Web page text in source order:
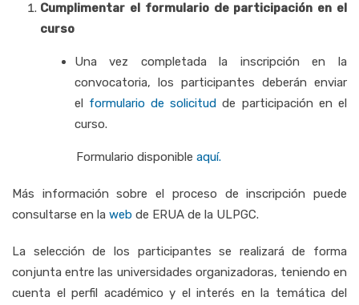
Cumplimentar el formulario de participación en el
curso
Una vez completada la inscripción en la
convocatoria, los participantes deberán enviar
el formulario de solicitud de participación en el
curso.
Formulario disponible aquí.
Más información sobre el proceso de inscripción puede
consultarse en la web de ERUA de la ULPGC.
La selección de los participantes se realizará de forma
conjunta entre las universidades organizadoras, teniendo en
cuenta el perfil académico y el interés en la temática del